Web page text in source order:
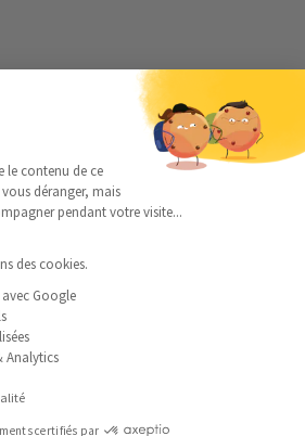
le contenu de ce
déranger, mais
pendant votre visite...
des cookies.
Google
Analytics
certifiés par
et de cookies